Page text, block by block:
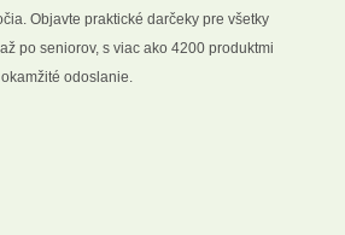
Objavte praktické darčeky pre všetky
po seniorov, s viac ako 4200 produktmi
odoslanie.